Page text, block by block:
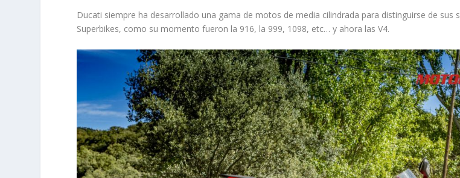
Ducati siempre ha desarrollado una gama de motos de media cilindrada para distinguirse de sus
Superbikes, como su momento fueron la 916, la 999, 1098, etc… y ahora las V4.